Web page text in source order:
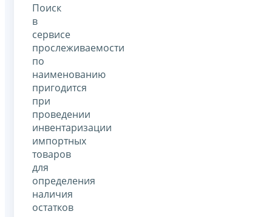
Поиск
в
сервисе
прослеживаемости
по
наименованию
пригодится
при
проведении
инвентаризации
импортных
товаров
для
определения
наличия
остатков